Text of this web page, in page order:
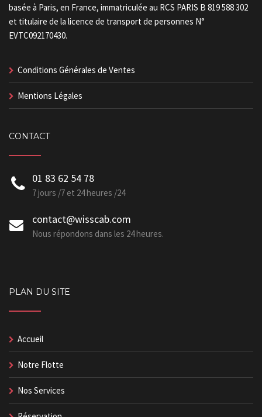
basée à Paris, en France, immatriculée au RCS PARIS B 819 588 302
et titulaire de la licence de transport de personnes N°
EVTC092170430.
Conditions Générales de Ventes
Mentions Légales
CONTACT
01 83 62 54 78
7 jours /7 et 24 heures /24
contact@wisscab.com
Nous répondons dans les 24 heures.
PLAN DU SITE
Accueil
Notre Flotte
Nos Services